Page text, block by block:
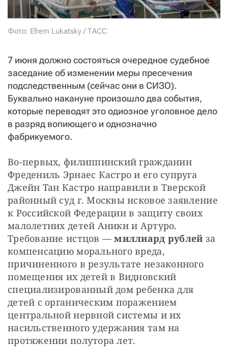
Фото: Efrem Lukatsky / ТАСС
7 июня должно состояться очередное судебное
заседание об изменении меры пресечения
подследственным (сейчас они в СИЗО).
Буквально накануне произошло два события,
которые переводят это одиозное уголовное дело
в разряд вопиющего и однозначно
фабрикуемого.
Во-первых, филиппинский гражданин
Фредениль Эрнаес Кастро и его супруга
Джейн Тан Кастро направили в Тверской
районный суд г. Москвы исковое заявление
к Российской Федерации в защиту своих
малолетних детей Аники и Артуро.
Требование истцов — миллиард рублей за
компенсацию морального вреда,
причиненного в результате незаконного
помещения их детей в Видновский
специализированный дом ребенка для
детей с органическим поражением
центральной нервной системы и их
насильственного удержания там на
протяжении полутора лет.